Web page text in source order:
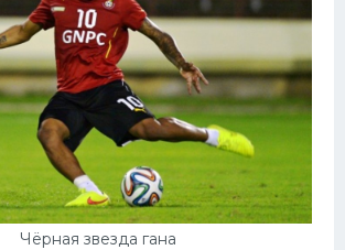
Чёрная звезда гана